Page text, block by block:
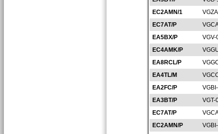
EC2AMN/1
EC7AT/P
EA5BX/P
VGV-
EC4AMK/P
EA8RCL/P
EA4TL/M
EA2FC/P
EA3BT/P
VGT-
EC7AT/P
EC2AMN/P